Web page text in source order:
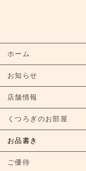
ホーム
お知らせ
店舗情報
くつろぎのお部屋
お品書き
ご優待